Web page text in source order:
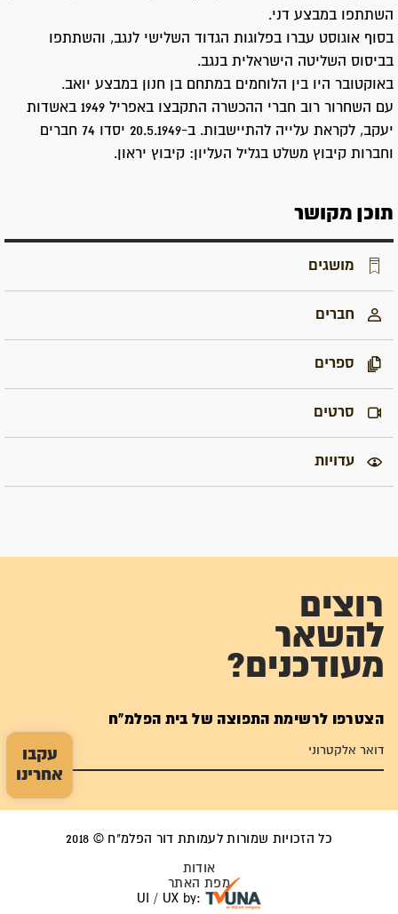
עקבו
אחרינו
השתתפו במבצע דני.
בסוף אוגוסט עברו בפלוגות הגדוד השלישי לנגב, והשתתפו
בביסוס השליטה הישראלית בנגב.
באוקטובר היו בין הלוחמים במתחם בן חנון במבצע יואב.
עם השחרור רוב חברי ההכשרה התקבצו באפריל 1949 באשדות
יעקב, לקראת עלייה להתיישבות. ב-20.5.1949 יסדו 74 חברים
וחברות קיבוץ משלט בגליל העליון: קיבוץ יראון.
תוכן מקושר
מושגים
חברים
ספרים
סרטים
עדויות
רוצים
להשאר
מעודכנים?
הצטרפו לרשימת התפוצה של בית הפלמ"ח
כל הזכויות שמורות לעמותת דור הפלמ"ח © 2018
אודות
מפת האתר
UI / UX by: